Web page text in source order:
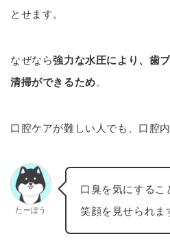
とせます。
なぜなら強力な水圧により、歯
清掃ができるため。
口腔ケアが難しい人でも、口腔
たーぼう
口臭を気にするこ
笑顔を見せられま